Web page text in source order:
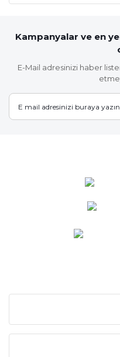
Kampanyalar ve en
E-Mail adresinizi haber